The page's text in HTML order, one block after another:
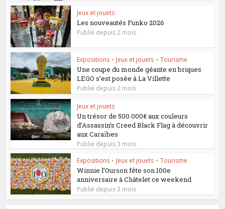
Jeux et jouets
Les nouveautés Funko 2026
Publié depuis 2 mois
Expositions • Jeux et jouets • Tourisme
Une coupe du monde géante en briques
LEGO s’est posée à La Villette
Publié depuis 2 mois
Jeux et jouets
Un trésor de 500 000€ aux couleurs
d’Assassin’s Creed Black Flag à découvrir
aux Caraïbes
Publié depuis 3 mois
Expositions • Jeux et jouets • Tourisme
Winnie l’Ourson fête son 100e
anniversaire à Châtelet ce weekend
Publié depuis 3 mois